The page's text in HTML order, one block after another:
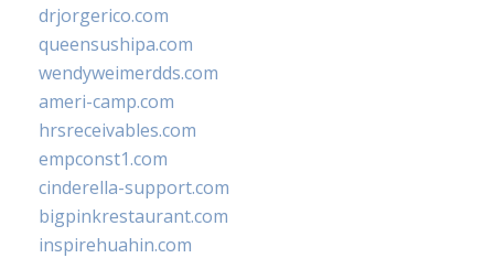
drjorgerico.com
queensushipa.com
wendyweimerdds.com
ameri-camp.com
hrsreceivables.com
empconst1.com
cinderella-support.com
bigpinkrestaurant.com
inspirehuahin.com